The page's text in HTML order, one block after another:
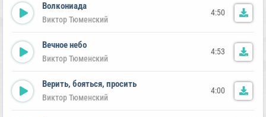
Волкониада
Виктор Тюменский
4:50
Вечное небо
Виктор Тюменский
4:53
Верить, бояться, просить
Виктор Тюменский
4:00